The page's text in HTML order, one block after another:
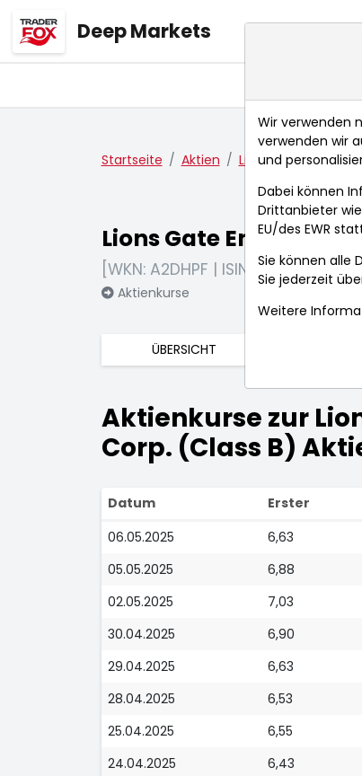
Deep Markets
Startseite Aktien Lions Gate
Lions Gate
[WKN: A2DHPF | ISIN:
Aktienkurse
ÜBERSICHT
Aktienkurse zur
Corp. (Class B)
Datum Erster
06.05.2025
6,63
05.05.2025
6,88
02.05.2025
7,03
30.04.2025
6,90
29.04.2025
6,63
28.04.2025
6,53
25.04.2025
6,55
24.04.2025
6,43
Wir verwenden
verwenden wir
und
Dabei können
Drittanbieter
EU/des EWR
Sie können alle
Sie jederzeit
Weitere